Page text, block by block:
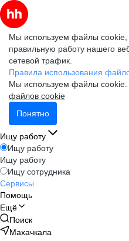
Мы используем файлы cookie,
правильную работу нашего
сетевой трафик.
Правила использования
Мы используем файлы cookie.
файлов cookie
Понятно
Ищу работу
Ищу работу
Ищу работу
Ищу сотрудника
Сервисы
Помощь
Ещё
Поиск
Махачкала